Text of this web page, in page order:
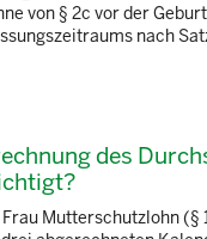
von § 2c vor der
nach
des
Mutterschutzlohn